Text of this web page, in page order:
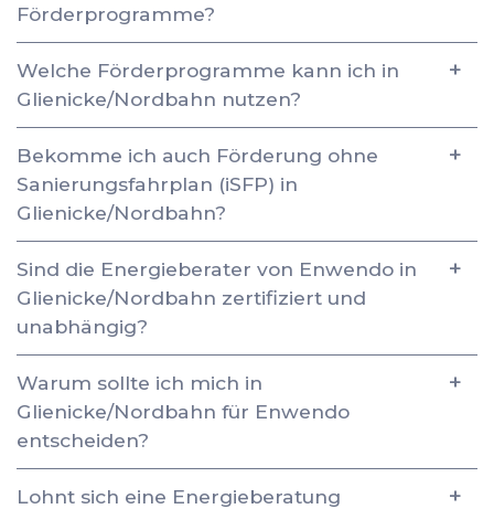
Förderprogramme?
Welche Förderprogramme kann ich in
Glienicke/Nordbahn nutzen?
Bekomme ich auch Förderung ohne
Sanierungsfahrplan (iSFP) in
Glienicke/Nordbahn?
Sind die Energieberater von Enwendo in
Glienicke/Nordbahn zertifiziert und
unabhängig?
Warum sollte ich mich in
Glienicke/Nordbahn für Enwendo
entscheiden?
Lohnt sich eine Energieberatung